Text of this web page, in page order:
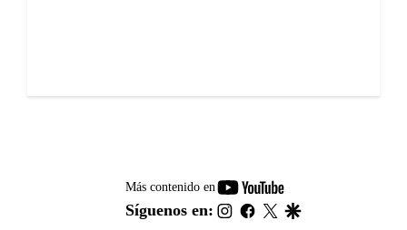
Más contenido en
youtube-
footer
Síguenos en: instagram
facebook
twitter